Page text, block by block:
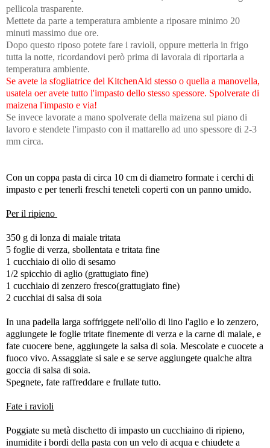
pellicola trasparente.
Mettete da parte a temperatura ambiente a riposare minimo 20
minuti massimo due ore.
Dopo questo riposo potete fare i ravioli, oppure metterla in frigo
tutta la notte, ricordandovi però prima di lavorala di riportarla a
temperatura ambiente.
Se avete la sfogliatrice del KitchenAid stesso o quella a manovella,
usatela oer avete tutto l'impasto dello stesso spessore. Spolverate di
maizena l'impasto e via!
Se invece lavorate a mano spolverate della maizena sul piano di
lavoro e stendete l'impasto con il mattarello ad uno spessore di 2-3
mm circa.
Con un coppa pasta di circa 10 cm di diametro formate i cerchi di
impasto e per tenerli freschi teneteli coperti con un panno umido.
Per il ripieno
350 g di lonza di maiale tritata
5 foglie di verza, sbollentata e tritata fine
1 cucchiaio di olio di sesamo
1/2 spicchio di aglio (grattugiato fine)
1 cucchiaio di zenzero fresco(grattugiato fine)
2 cucchiai di salsa di soia
In una padella larga soffriggete nell'olio di lino l'aglio e lo zenzero,
aggiungete le foglie tritate finemente di verza e la carne di maiale, e
fate cuocere bene, aggiungete la salsa di soia. Mescolate e cuocete a
fuoco vivo. Assaggiate si sale e se serve aggiungete qualche altra
goccia di salsa di soia.
Spegnete, fate raffreddare e frullate tutto.
Fate i ravioli
Poggiate su metà dischetto di impasto un cucchiaino di ripieno,
inumidite i bordi della pasta con un velo di acqua e chiudete a